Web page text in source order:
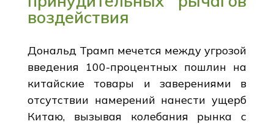
воздействия
Дональд Трамп мечется между угрозой
введения 100-процентных пошлин на
китайские товары и заверениями в
отсутствии намерений нанести ущерб
Китаю, вызывая колебания рынка с